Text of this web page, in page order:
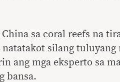
sa coral reefs na
silang
ang mga eksperto sa
bansa.